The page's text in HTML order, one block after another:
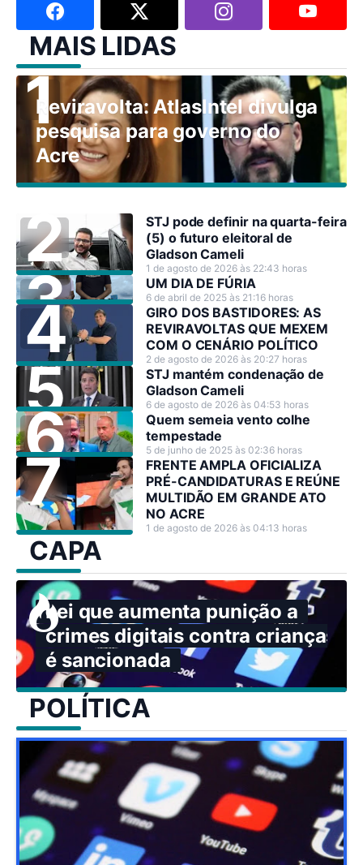
MAIS LIDAS
Reviravolta: AtlasIntel divulga
pesquisa para governo do
Acre
STJ pode definir na quarta-feira
(5) o futuro eleitoral de
Gladson Cameli
1 de agosto de 2026 às 22:43 horas
UM DIA DE FÚRIA
6 de abril de 2025 às 21:16 horas
GIRO DOS BASTIDORES: AS
REVIRAVOLTAS QUE MEXEM
COM O CENÁRIO POLÍTICO
2 de agosto de 2026 às 20:27 horas
STJ mantém condenação de
Gladson Cameli
6 de agosto de 2026 às 04:53 horas
Quem semeia vento colhe
tempestade
5 de junho de 2025 às 02:36 horas
FRENTE AMPLA OFICIALIZA
PRÉ-CANDIDATURAS E REÚNE
MULTIDÃO EM GRANDE ATO
NO ACRE
1 de agosto de 2026 às 04:13 horas
CAPA
Lei que aumenta punição a
crimes digitais contra crianças
é sancionada
POLÍTICA